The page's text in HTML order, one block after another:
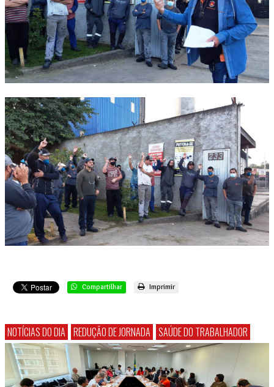
Compartilhar Imprimir
NOTÍCIAS DO DIA REDUÇÃO DE JORNADA SAÚDE DO TRABALHADOR